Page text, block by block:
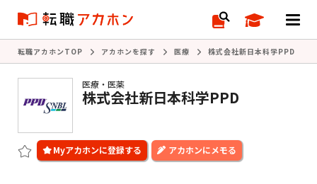
転職アカホンTOP アカホンを探す 医療 株式会社新日本科学PPD
医療・医薬
株式会社新日本科学PPD
アカホンにメモる